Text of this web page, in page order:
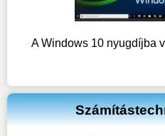
A Windows 10 nyugdíjba